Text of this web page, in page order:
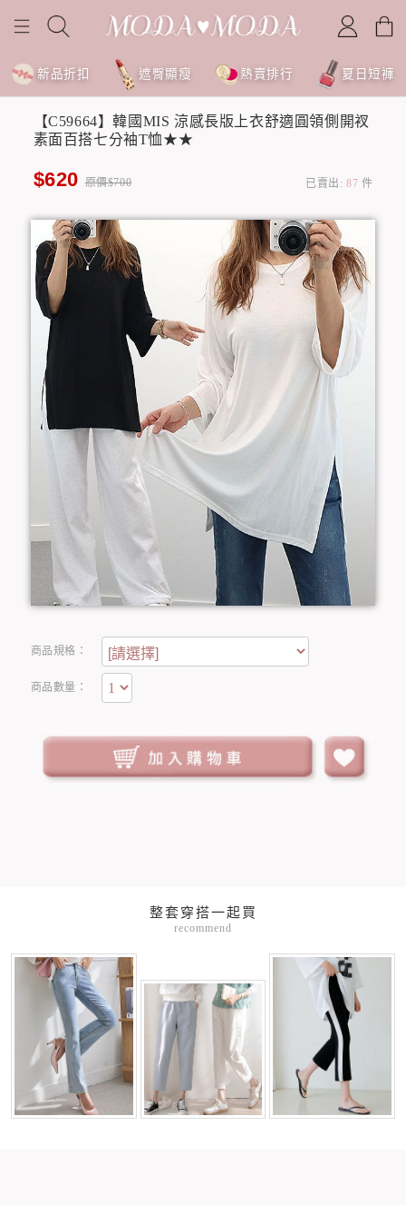
新品折扣 遮臀顯瘦 熱賣排行 夏日短褲
【C59664】韓國MIS 涼感長版上衣舒適圓領側開衩
素面百搭七分袖T恤★★
$620 原價$700 已賣出: 87 件
商品規格：
商品數量：
整套穿搭一起買
recommend